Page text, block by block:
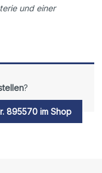
und einer
?
895570 im Shop